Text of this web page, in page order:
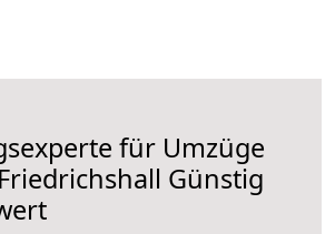
für Umzüge
Günstig